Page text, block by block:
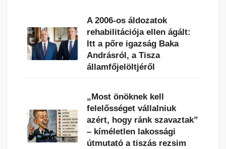
A 2006-os áldozatok
rehabilitációja ellen ágált:
Itt a pőre igazság Baka
Andrásról, a Tisza
államfőjelöltjéről
„Most önöknek kell
felelősséget vállalniuk
azért, hogy ránk szavaztak”
– kíméletlen lakossági
útmutató a tiszás rezsim